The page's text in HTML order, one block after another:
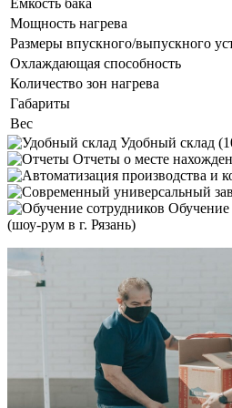
Ёмкость бака
Мощность нагрева
Размеры впускного/выпускного
Охлаждающая способность
Количество зон нагрева
Габариты
Вес
Удобный склад
Отчеты о месте
Обучение
(шоу-рум в г. Рязань)